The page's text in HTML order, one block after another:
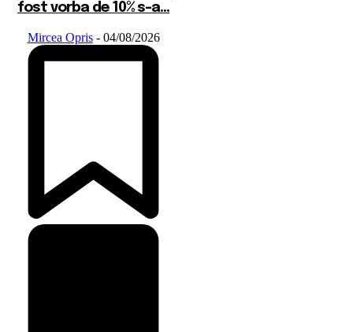
fost vorba de 10% s-a...
Mircea Opris - 04/08/2026